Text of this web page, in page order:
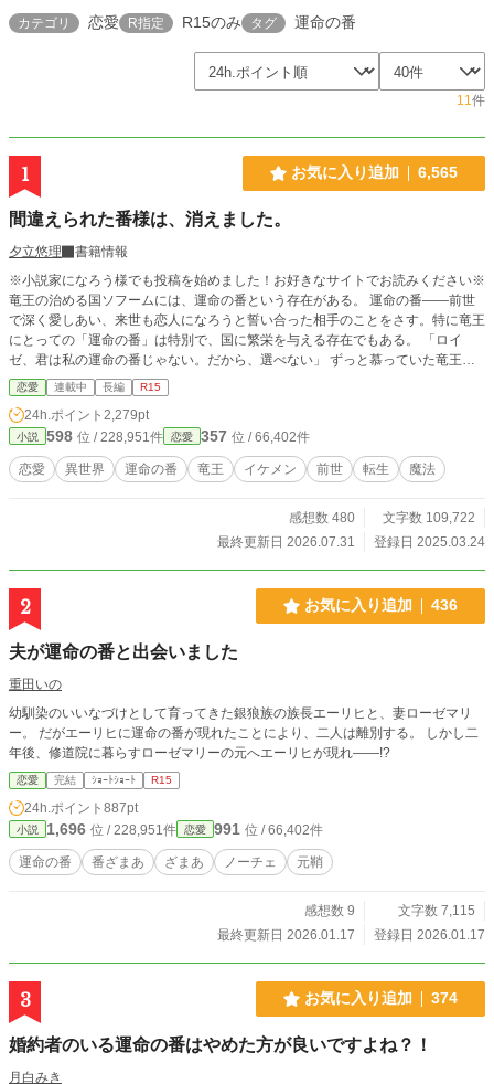
カテゴリ 恋愛 R指定 R15のみ タグ 運命の番
11件
1 お気に入り追加 6,565
間違えられた番様は、消えました。
夕立悠理
書籍情報
※小説家になろう様でも投稿を始めました！お好きなサイトでお読みください※
竜王の治める国ソフームには、運命の番という存在がある。 運命の番――前世
で深く愛しあい、来世も恋人になろうと誓い合った相手のことをさす。特に竜王
にとっての「運命の番」は特別で、国に繁栄を与える存在でもある。 「ロイ
ゼ、君は私の運命の番じゃない。だから、選べない」 ずっと慕っていた竜王に
そう告げられた、ロイゼ・イーデン。しかし、ロイゼは、知っていた。 ロイゼ
こそが、竜王の『運命の番』だと。 「エルマ、私の愛しい番」 けれどそれを知
らない竜王は、今日もロイゼの親友に愛を囁く。 いつの間にか、ロイゼの呼び
名は、ロイゼから番の親友、そして最後は嘘つきに変わっていた。 名前を失く
したロイゼは、消えることにした。
恋愛 連載中 長編 R15
24h.ポイント 2,279pt
小説 598 位 / 228,951件 恋愛 357 位 / 66,402件
恋愛 異世界 運命の番 竜王 イケメン 前世 転生 魔法
感想数 480
文字数 109,722
最終更新日 2026.07.31
登録日 2025.03.24
2 お気に入り追加 436
夫が運命の番と出会いました
重田いの
幼馴染のいいなづけとして育ってきた銀狼族の族長エーリヒと、妻ローゼマリ
ー。 だがエーリヒに運命の番が現れたことにより、二人は離別する。 しかし二
年後、修道院に暮らすローゼマリーの元へエーリヒが現れ――!?
恋愛 完結 ｼｮｰﾄｼｮｰﾄ R15
24h.ポイント 887pt
小説 1,696 位 / 228,951件 恋愛 991 位 / 66,402件
運命の番 番ざまあ ざまあ ノーチェ 元鞘
感想数 9
文字数 7,115
最終更新日 2026.01.17
登録日 2026.01.17
3 お気に入り追加 374
婚約者のいる運命の番はやめた方が良いですよね？！
月白みき